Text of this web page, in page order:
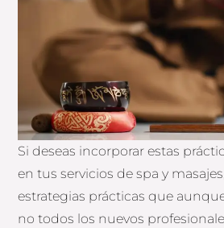
Si deseas incorporar estas
en tus servicios de spa y
estrategias prácticas que
no todos los nuevos